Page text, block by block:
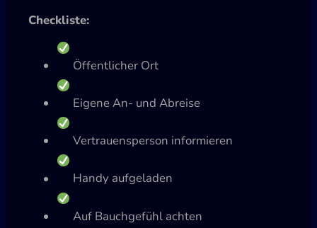
Checkliste:
Öffentlicher Ort
Eigene An- und Abreise
Vertrauensperson informieren
Handy aufgeladen
Auf Bauchgefühl achten